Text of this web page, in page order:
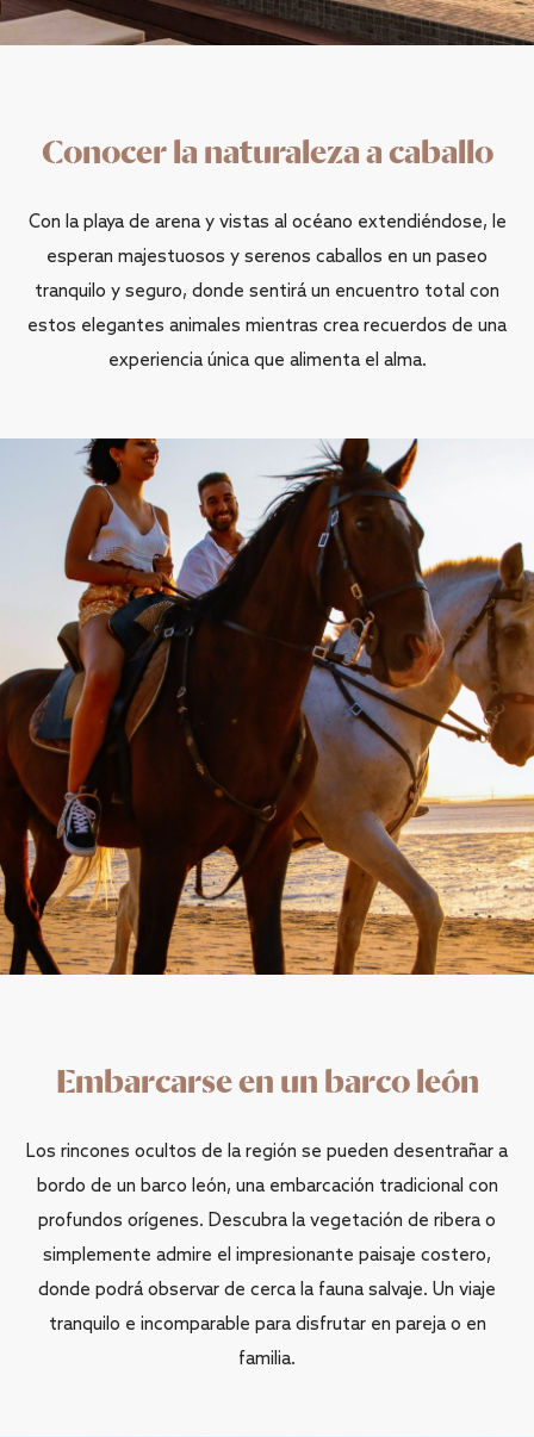
Conocer la naturaleza a caballo
Con la playa de arena y vistas al océano extendiéndose, le
esperan majestuosos y serenos caballos en un paseo
tranquilo y seguro, donde sentirá un encuentro total con
estos elegantes animales mientras crea recuerdos de una
experiencia única que alimenta el alma.
Embarcarse en un barco león
Los rincones ocultos de la región se pueden desentrañar a
bordo de un barco león, una embarcación tradicional con
profundos orígenes. Descubra la vegetación de ribera o
simplemente admire el impresionante paisaje costero,
donde podrá observar de cerca la fauna salvaje. Un viaje
tranquilo e incomparable para disfrutar en pareja o en
familia.